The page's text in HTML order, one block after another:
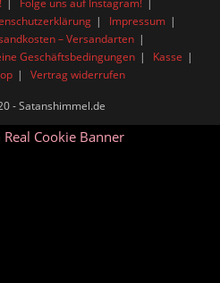
Folge uns auf Instagram!
Impressum
– Versandarten
Geschäftsbedingungen
Kasse
Vertrag widerrufen
- Satanshimmel.de
Cookie Banner